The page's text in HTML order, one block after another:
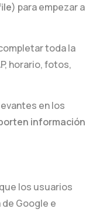
) para empezar a
toda la
horario, fotos,
en los
información
los usuarios
Google e